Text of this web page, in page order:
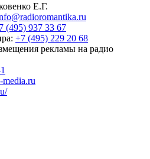
Е.Г.
(495) 937 33 67
+7 (495) 229 20 68
рекламы на радио
media.ru